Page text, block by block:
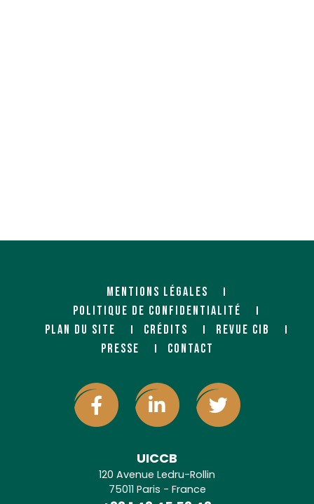
MENTIONS LÉGALES
POLITIQUE DE CONFIDENTIALITÉ
PLAN DU SITE
CRÉDITS
REVUE CIB
PRESSE
CONTACT
UICCB
120 Avenue Ledru-Rollin
75011 Paris - France